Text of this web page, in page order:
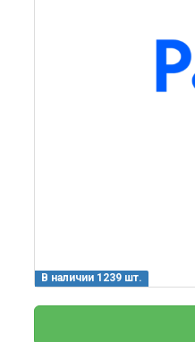
В наличии 1239 шт.